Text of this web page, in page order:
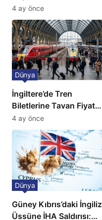
kriz: Büyükelçilikten
açıklama!
4 ay önce
İngiltere’de Tren
Biletlerine Tavan Fiyat:
Ulaşımda Yeni
Düzenleme
Dünya
4 ay önce
Güney Kıbrıs’daki İngiliz
Üssüne İHA Saldırısı:
Dünya